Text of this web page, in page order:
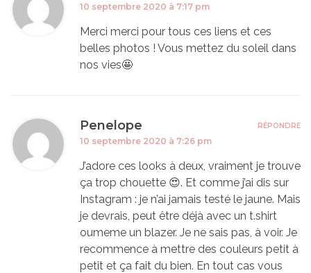
10 septembre 2020 à 7:17 pm
Merci merci pour tous ces liens et ces
belles photos ! Vous mettez du soleil dans
nos vies🤩
Penelope
10 septembre 2020 à 7:26 pm
J’adore ces looks à deux, vraiment je trouve
ça trop chouette 😍. Et comme j’ai dis sur
Instagram : je n’ai jamais testé le jaune. Mais
je devrais, peut être déjà avec un t.shirt
oumeme un blazer. Je ne sais pas, à voir. Je
recommence à mettre des couleurs petit à
petit et ça fait du bien. En tout cas vous
RÉPONDRE